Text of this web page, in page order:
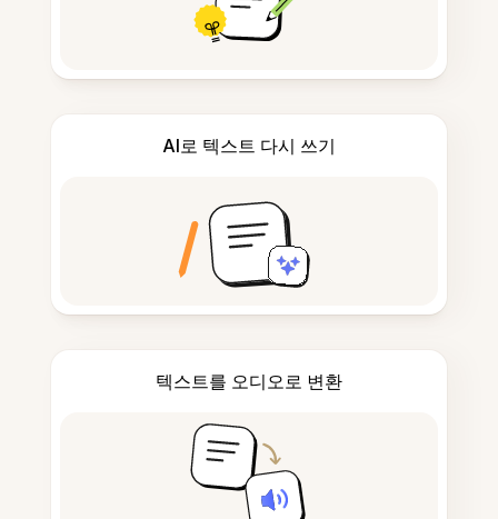
AI로 텍스트 다시 쓰기
텍스트를 오디오로 변환